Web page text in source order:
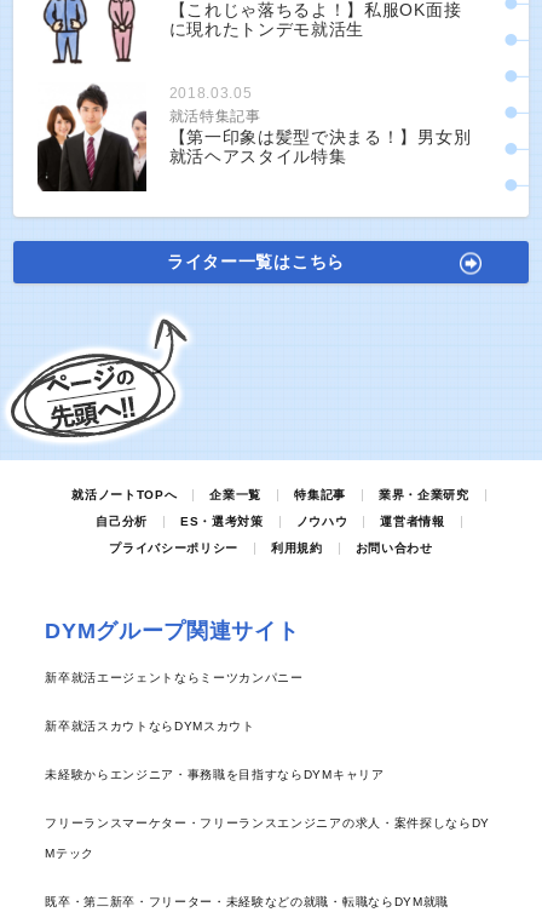
【これじゃ落ちるよ！】私服OK面接
に現れたトンデモ就活生
2018.03.05
就活特集記事
【第一印象は髪型で決まる！】男女別
就活ヘアスタイル特集
ライター一覧はこちら
就活ノートTOPへ 企業一覧 特集記事
業界・企業研究
自己分析
ES・選考対策 ノウハウ
運営者情報
プライバシーポリシー
利用規約 お問い合わせ
DYMグループ関連サイト
新卒就活エージェントならミーツカンパニー
新卒就活スカウトならDYMスカウト
未経験からエンジニア・事務職を目指すならDYMキャリア
フリーランスマーケター・フリーランスエンジニアの求人・案件探しならDY
Mテック
既卒・第二新卒・フリーター・未経験などの就職・転職ならDYM就職